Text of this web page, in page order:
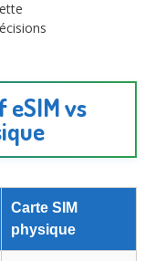
eSIM vs
Carte SIM
physique